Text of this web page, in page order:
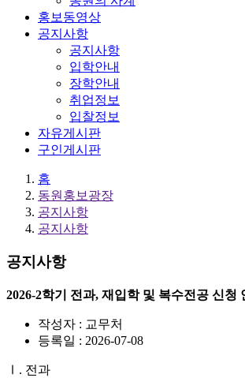
홍보동영상
공지사항
공지사항
입학안내
장학안내
취업정보
입찰정보
자유게시판
구인게시판
홈
동원홍보광장
공지사항
공지사항
공지사항
2026-2학기 전과, 재입학 및 복수전공 신청
작성자 : 교무처
등록일 : 2026-07-08
Ⅰ. 전과